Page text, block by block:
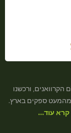
הקרוואנים, ורכשנו
מהמעט ספקים בארץ.
קרא עוד…